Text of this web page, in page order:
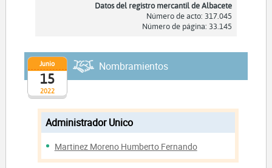
Datos del registro mercantil de Albacete
Número de acto: 317.045
Número de página: 33.145
2022
Junio
15
Nombramientos
Administrador Unico
Martinez Moreno Humberto Fernando